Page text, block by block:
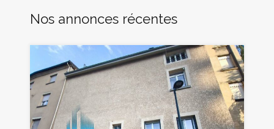
Nos annonces récentes